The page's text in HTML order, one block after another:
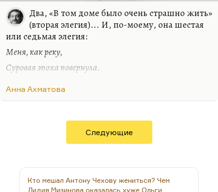
Два, «В том доме было очень страшно жить»
(вторая элегия)... И, по-моему, она шестая
или седьмая элегия:
Меня, как реку,
Суровая эпоха повернула.
Мимо другого потекла она,
Особенно мне нравится вот этот ритмический
И тайный хор их бродит вкруг меня
И, может быть, еще когда-нибудь
Анна Ахматова
Следующие
Кто мешал Антону Чехову жениться? Чем
Лидия Мизинова оказалась хуже Ольги